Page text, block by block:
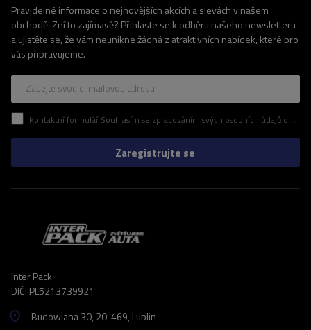
Pravidelné informace o nejnovějších akcích a slevách v našem
obchodě. Zní to zajímavě? Přihlaste se k odběru našeho newsletteru
a ujistěte se, že vám neunikne žádná z atraktivních nabídek, které pro
vás připravujeme.
Zadejte svou e-mailovou adresu
Kontaktní formulář Souhlasím se zpracováním svých osobních údajů obsažených v kontaktním formuláři v souladu s nařízením Evropského parlamentu a Rady (EU)
Zaregistrujte se
Inter Pack
DIČ: PL5213739921
Budowlana 30, 20-469, Lublin